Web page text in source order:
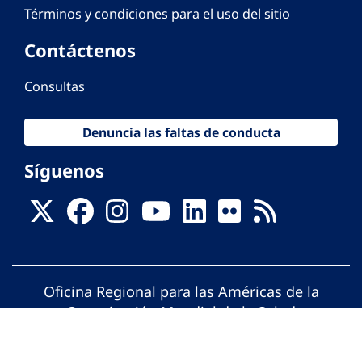
Términos y condiciones para el uso del sitio
Contáctenos
Consultas
Denuncia las faltas de conducta
Síguenos
Oficina Regional para las Américas de la
Organización Mundial de la Salud